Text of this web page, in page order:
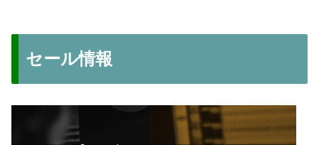
セール情報